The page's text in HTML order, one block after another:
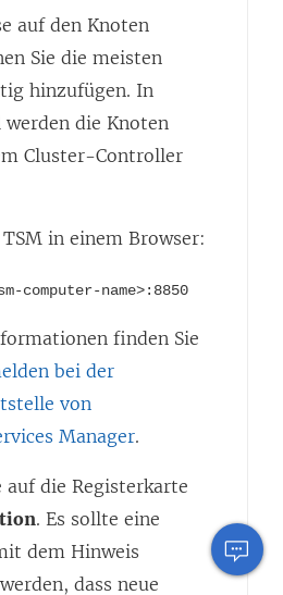
auf den Knoten
Sie die meisten
hinzufügen. In
werden die Knoten
Cluster-Controller
in einem Browser:
computer-name>:8850
finden Sie
bei der
von
Manager.
auf die Registerkarte
. Es sollte eine
dem Hinweis
dass neue